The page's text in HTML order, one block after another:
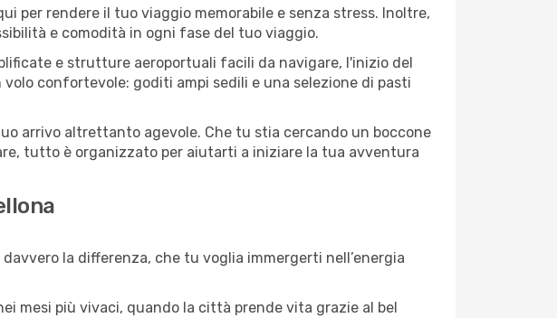
per rendere il tuo viaggio memorabile e senza stress. Inoltre,
e comodità in ogni fase del tuo viaggio.
e strutture aeroportuali facili da navigare, l'inizio del
confortevole: goditi ampi sedili e una selezione di pasti
arrivo altrettanto agevole. Che tu stia cercando un boccone
tutto è organizzato per aiutarti a iniziare la tua avventura
la differenza, che tu voglia immergerti nell’energia
mesi più vivaci, quando la città prende vita grazie al bel